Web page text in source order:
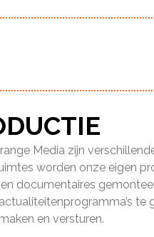
Media zijn
worden onze eigen
documentaires
te
en versturen.